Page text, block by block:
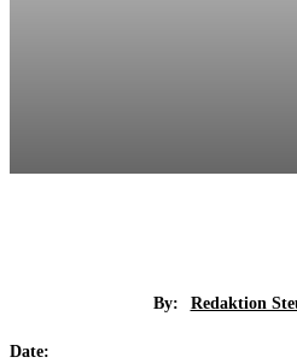
By: Redaktion
Date: